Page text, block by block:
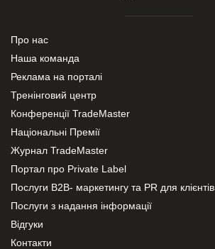
Про нас
Наша команда
Реклама на порталі
Тренінговий центр
Конференції TradeMaster
Національні Премії
Журнал TradeMaster
Портал про Private Label
Послуги В2В- маркетингу та PR для клієнтів
Послуги з надання інформації
Відгуки
Контакти